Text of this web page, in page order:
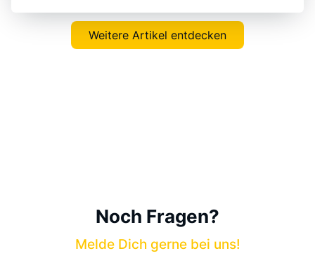
Weitere Artikel entdecken
Noch Fragen?
Melde Dich gerne bei uns!